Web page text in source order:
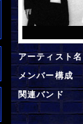
アーティスト名
メンバー構成
関連バンド